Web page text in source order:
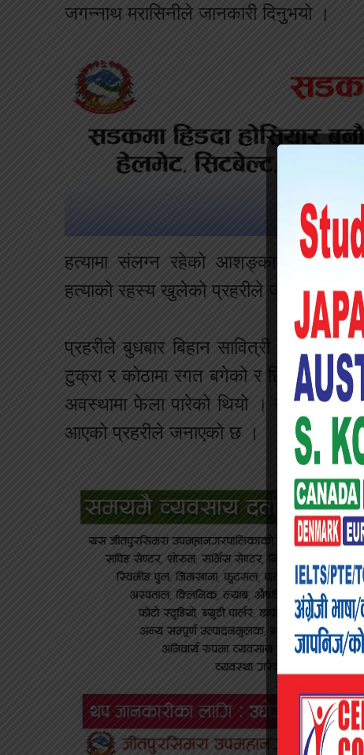
जगन्नाथ मरासिनीले जानकारी दिनुुभयो ।
हत्यामा संलग्न रहेको आशङ्कामा प्रहरीले
हत्याको रहस्य खुलेको प्रहरीले जनाएको छ ।
प्रहरीले बुधबार बिहान सावित्री आफ्नै
टुक्रा र कोठामा रगत बगेको र छिटा
अवस्थामा फेला पारेको थियो ।
आएको प्रहरीले जनाएको छ ।